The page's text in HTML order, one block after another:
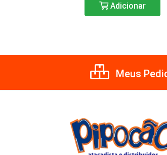
Adicionar
Meus